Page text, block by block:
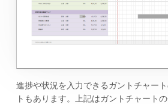
進捗や状況を入力できるガントチャー
トもあります。上記はガントチャートの